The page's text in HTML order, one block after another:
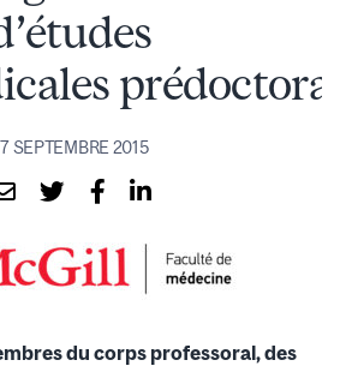
SEPTEMBRE 2015
du corps professoral, des